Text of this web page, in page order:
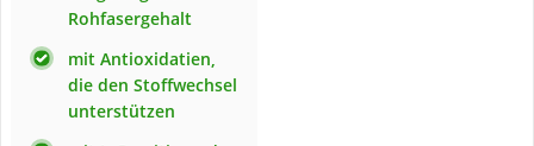
Rohfasergehalt
mit Antioxidatien,
die den Stoffwechsel
unterstützen